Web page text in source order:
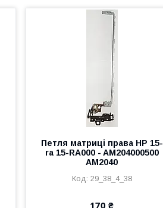
Петля матриці права HP 15-
ra 15-RA000 - AM204000500
AM2040
29_38_4_38
170 ₴